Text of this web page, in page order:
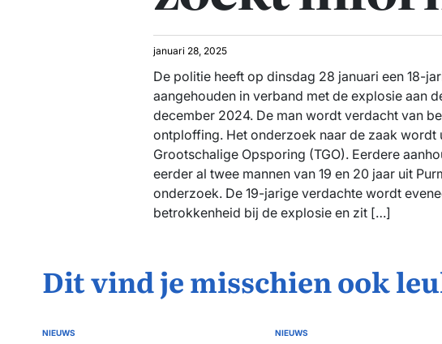
januari 28, 2025
De politie heeft op dinsdag 28 januari een 18-
aangehouden in verband met de explosie aan
december 2024. De man wordt verdacht van
ontploffing. Het onderzoek naar de zaak wordt
Grootschalige Opsporing (TGO). Eerdere
eerder al twee mannen van 19 en 20 jaar uit
onderzoek. De 19-jarige verdachte wordt
betrokkenheid bij de explosie en zit […]
Dit vind je misschien ook
GEPLAATST
NIEUWS
GEPLAATST
NIEUWS